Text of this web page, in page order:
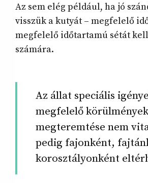
Az sem elég például, ha jó
visszük a kutyát – megfelelő
megfelelő időtartamú sétát
számára.
Az állat speciális
megfelelő
megteremtése nem
pedig fajonként,
korosztályonként